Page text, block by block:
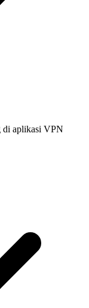
di aplikasi VPN